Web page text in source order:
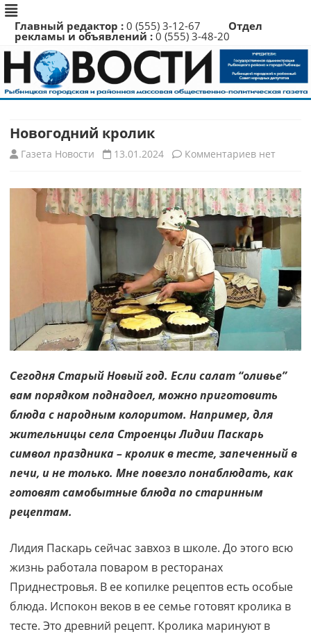
Главный редактор : 0 (555) 3-12-67 Отдел
рекламы и объявлений : 0 (555) 3-48-20
Перейти
Новогодний кролик
Газета Новости 13.01.2024 Комментариевк
кролик
нет
Сегодня Старый Новый год. Если салат “оливье”
вам порядком поднадоел, можно приготовить
блюда с народным колоритом. Например, для
жительницы села Строенцы Лидии Паскарь
символ праздника – кролик в тесте, запеченный в
печи, и не только. Мне повезло понаблюдать, как
готовят самобытные блюда по старинным
рецептам.
Лидия Паскарь сейчас завхоз в школе. До этого всю
жизнь работала поваром в ресторанах
Приднестровья. В ее копилке рецептов есть особые
блюда. Испокон веков в ее семье готовят кролика в
тесте. Это древний рецепт. Кролика маринуют в